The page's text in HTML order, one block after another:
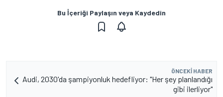
Bu İçeriği Paylaşın veya Kaydedin
ÖNCEKI HABER
Audi, 2030'da şampiyonluk hedefliyor: "Her şey planlandığı
gibi ilerliyor"